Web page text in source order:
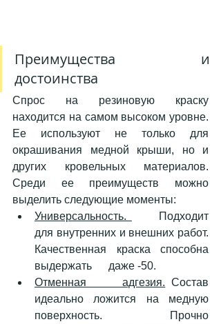
Преимущества и
достоинства
Спрос на резиновую краску
находится на самом высоком уровне.
Ее используют не только для
окрашивания медной крыши, но и
других кровельных материалов.
Среди ее преимуществ можно
выделить следующие моменты:
Универсальность.
     Подходит
для внутренних и внешних работ.
Качественная краска способна
выдержать      даже -50.
Отменная      адгезия. Состав
идеально ложится на медную
поверхность. Прочно